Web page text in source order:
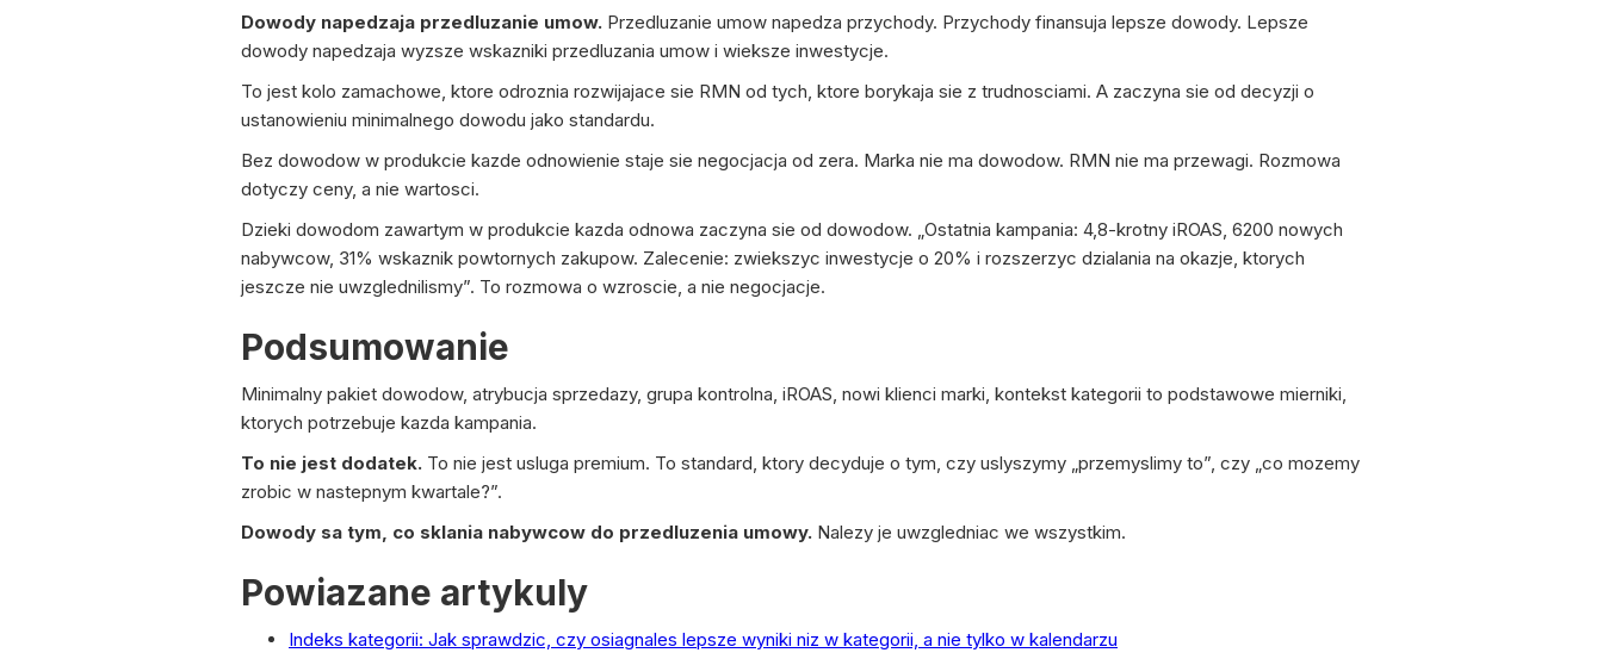
Dowody napedzaja przedluzanie umow. Przedluzanie umow napedza przychody. Przychody finansuja lepsze dowody. Lepsze
dowody napedzaja wyzsze wskazniki przedluzania umow i wieksze inwestycje.
To jest kolo zamachowe, ktore odroznia rozwijajace sie RMN od tych, ktore borykaja sie z trudnosciami. A zaczyna sie od decyzji o
ustanowieniu minimalnego dowodu jako standardu.
Bez dowodow w produkcie kazde odnowienie staje sie negocjacja od zera. Marka nie ma dowodow. RMN nie ma przewagi. Rozmowa
dotyczy ceny, a nie wartosci.
Dzieki dowodom zawartym w produkcie kazda odnowa zaczyna sie od dowodow. „Ostatnia kampania: 4,8-krotny iROAS, 6200 nowych
nabywcow, 31% wskaznik powtornych zakupow. Zalecenie: zwiekszyc inwestycje o 20% i rozszerzyc dzialania na okazje, ktorych
jeszcze nie uwzglednilismy”. To rozmowa o wzroscie, a nie negocjacje.
Podsumowanie
Minimalny pakiet dowodow, atrybucja sprzedazy, grupa kontrolna, iROAS, nowi klienci marki, kontekst kategorii to podstawowe mierniki,
ktorych potrzebuje kazda kampania.
To nie jest dodatek. To nie jest usluga premium. To standard, ktory decyduje o tym, czy uslyszymy „przemyslimy to”, czy „co mozemy
zrobic w nastepnym kwartale?”.
Dowody sa tym, co sklania nabywcow do przedluzenia umowy. Nalezy je uwzgledniac we wszystkim.
Powiazane artykuly
Indeks kategorii: Jak sprawdzic, czy osiagnales lepsze wyniki niz w kategorii, a nie tylko w kalendarzu